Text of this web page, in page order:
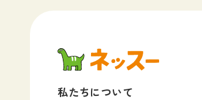
私たちについて